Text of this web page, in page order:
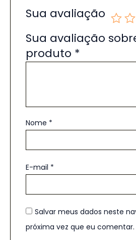
Sua avaliação
Sua avaliação
produto *
Nome *
E-mail *
Salvar meus dados neste
próxima vez que eu comentar.